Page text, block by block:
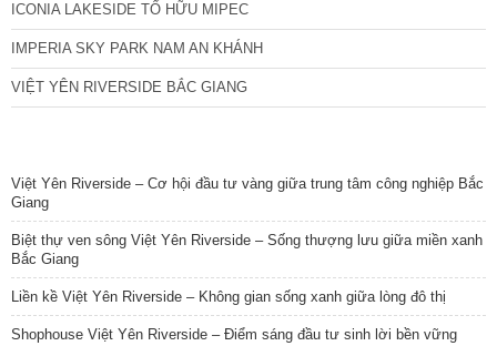
ICONIA LAKESIDE TỐ HỮU MIPEC
IMPERIA SKY PARK NAM AN KHÁNH
VIỆT YÊN RIVERSIDE BẮC GIANG
Việt Yên Riverside – Cơ hội đầu tư vàng giữa trung tâm công nghiệp Bắc
Giang
Biệt thự ven sông Việt Yên Riverside – Sống thượng lưu giữa miền xanh
Bắc Giang
Liền kề Việt Yên Riverside – Không gian sống xanh giữa lòng đô thị
Shophouse Việt Yên Riverside – Điểm sáng đầu tư sinh lời bền vững